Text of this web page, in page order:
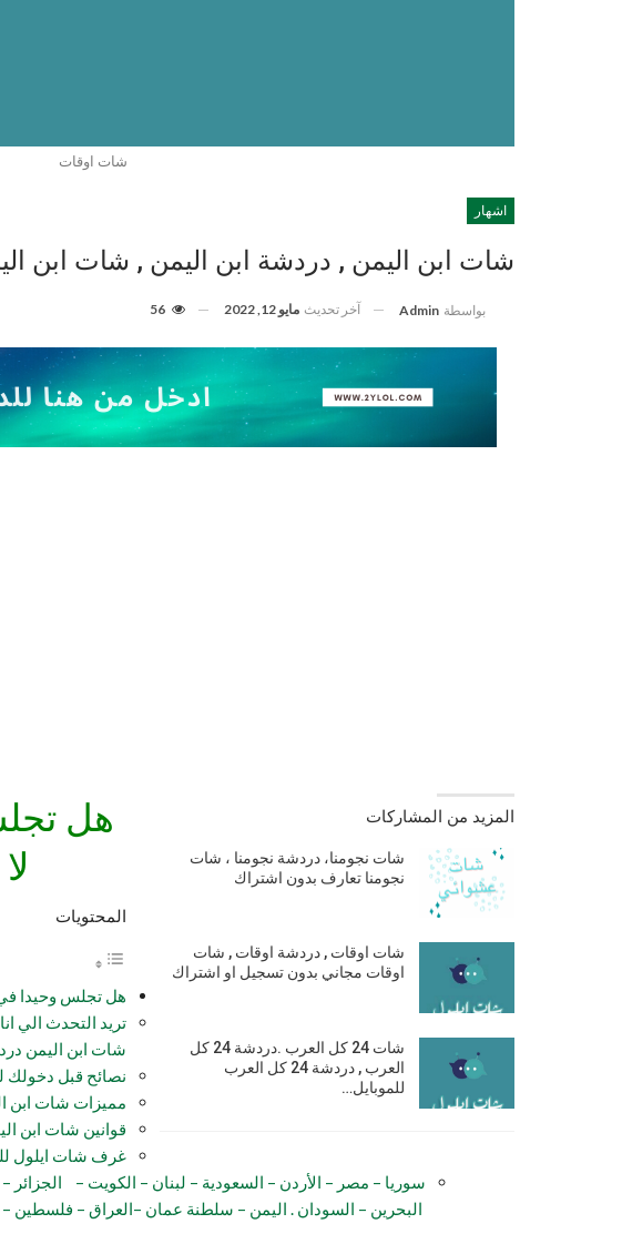
شات اوقات
اشهار
شات ابن اليمن , دردشة ابن اليمن , شات ابن
بواسطة Admin آخر تحديث مايو 12, 2022 56
المزيد من المشاركات
شات نجومنا، دردشة نجومنا ، شات
نجومنا تعارف بدون اشتراك
شات اوقات , دردشة اوقات , شات
اوقات مجاني بدون تسجيل او اشتراك
شات 24 كل العرب .دردشة 24 كل
العرب , دردشة 24 كل العرب
للموبايل…
هل
المحتويات
هل تجلس وحيدا
تريد التحدث الي
شات ابن اليمن
نصائح قبل دخولك
مميزات شات ابن
قوانين شات ابن
غرف شات ايلول
سوريا – مصر – الأردن – السعودية – لبنان – الكويت – الجزائر
البحرين – السودان . اليمن – سلطنة عمان –العراق – فلسطين –